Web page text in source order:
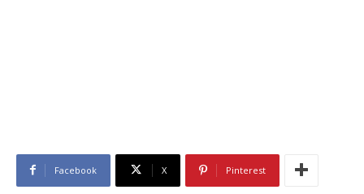
Facebook X Pinterest